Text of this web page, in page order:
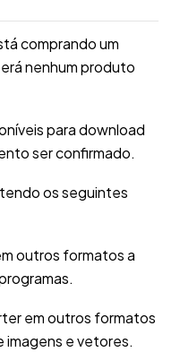
comprando um
nenhum produto
para download
ser confirmado.
os seguintes
outros formatos a
em outros formatos
imagens e vetores.